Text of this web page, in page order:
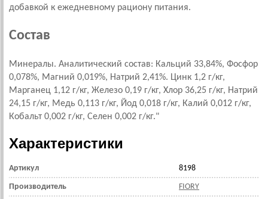
добавкой к ежедневному рациону питания.
Состав
Минералы. Аналитический состав: Кальций 33,84%, Фосфор
0,078%, Магний 0,019%, Натрий 2,41%. Цинк 1,2 г/кг,
Марганец 1,12 г/кг, Железо 0,19 г/кг, Хлор 36,25 г/кг, Натрий
24,15 г/кг, Медь 0,113 г/кг, Йод 0,018 г/кг, Калий 0,012 г/кг,
Кобальт 0,002 г/кг, Селен 0,002 г/кг."
Характеристики
Артикул 8198
Производитель FIORY